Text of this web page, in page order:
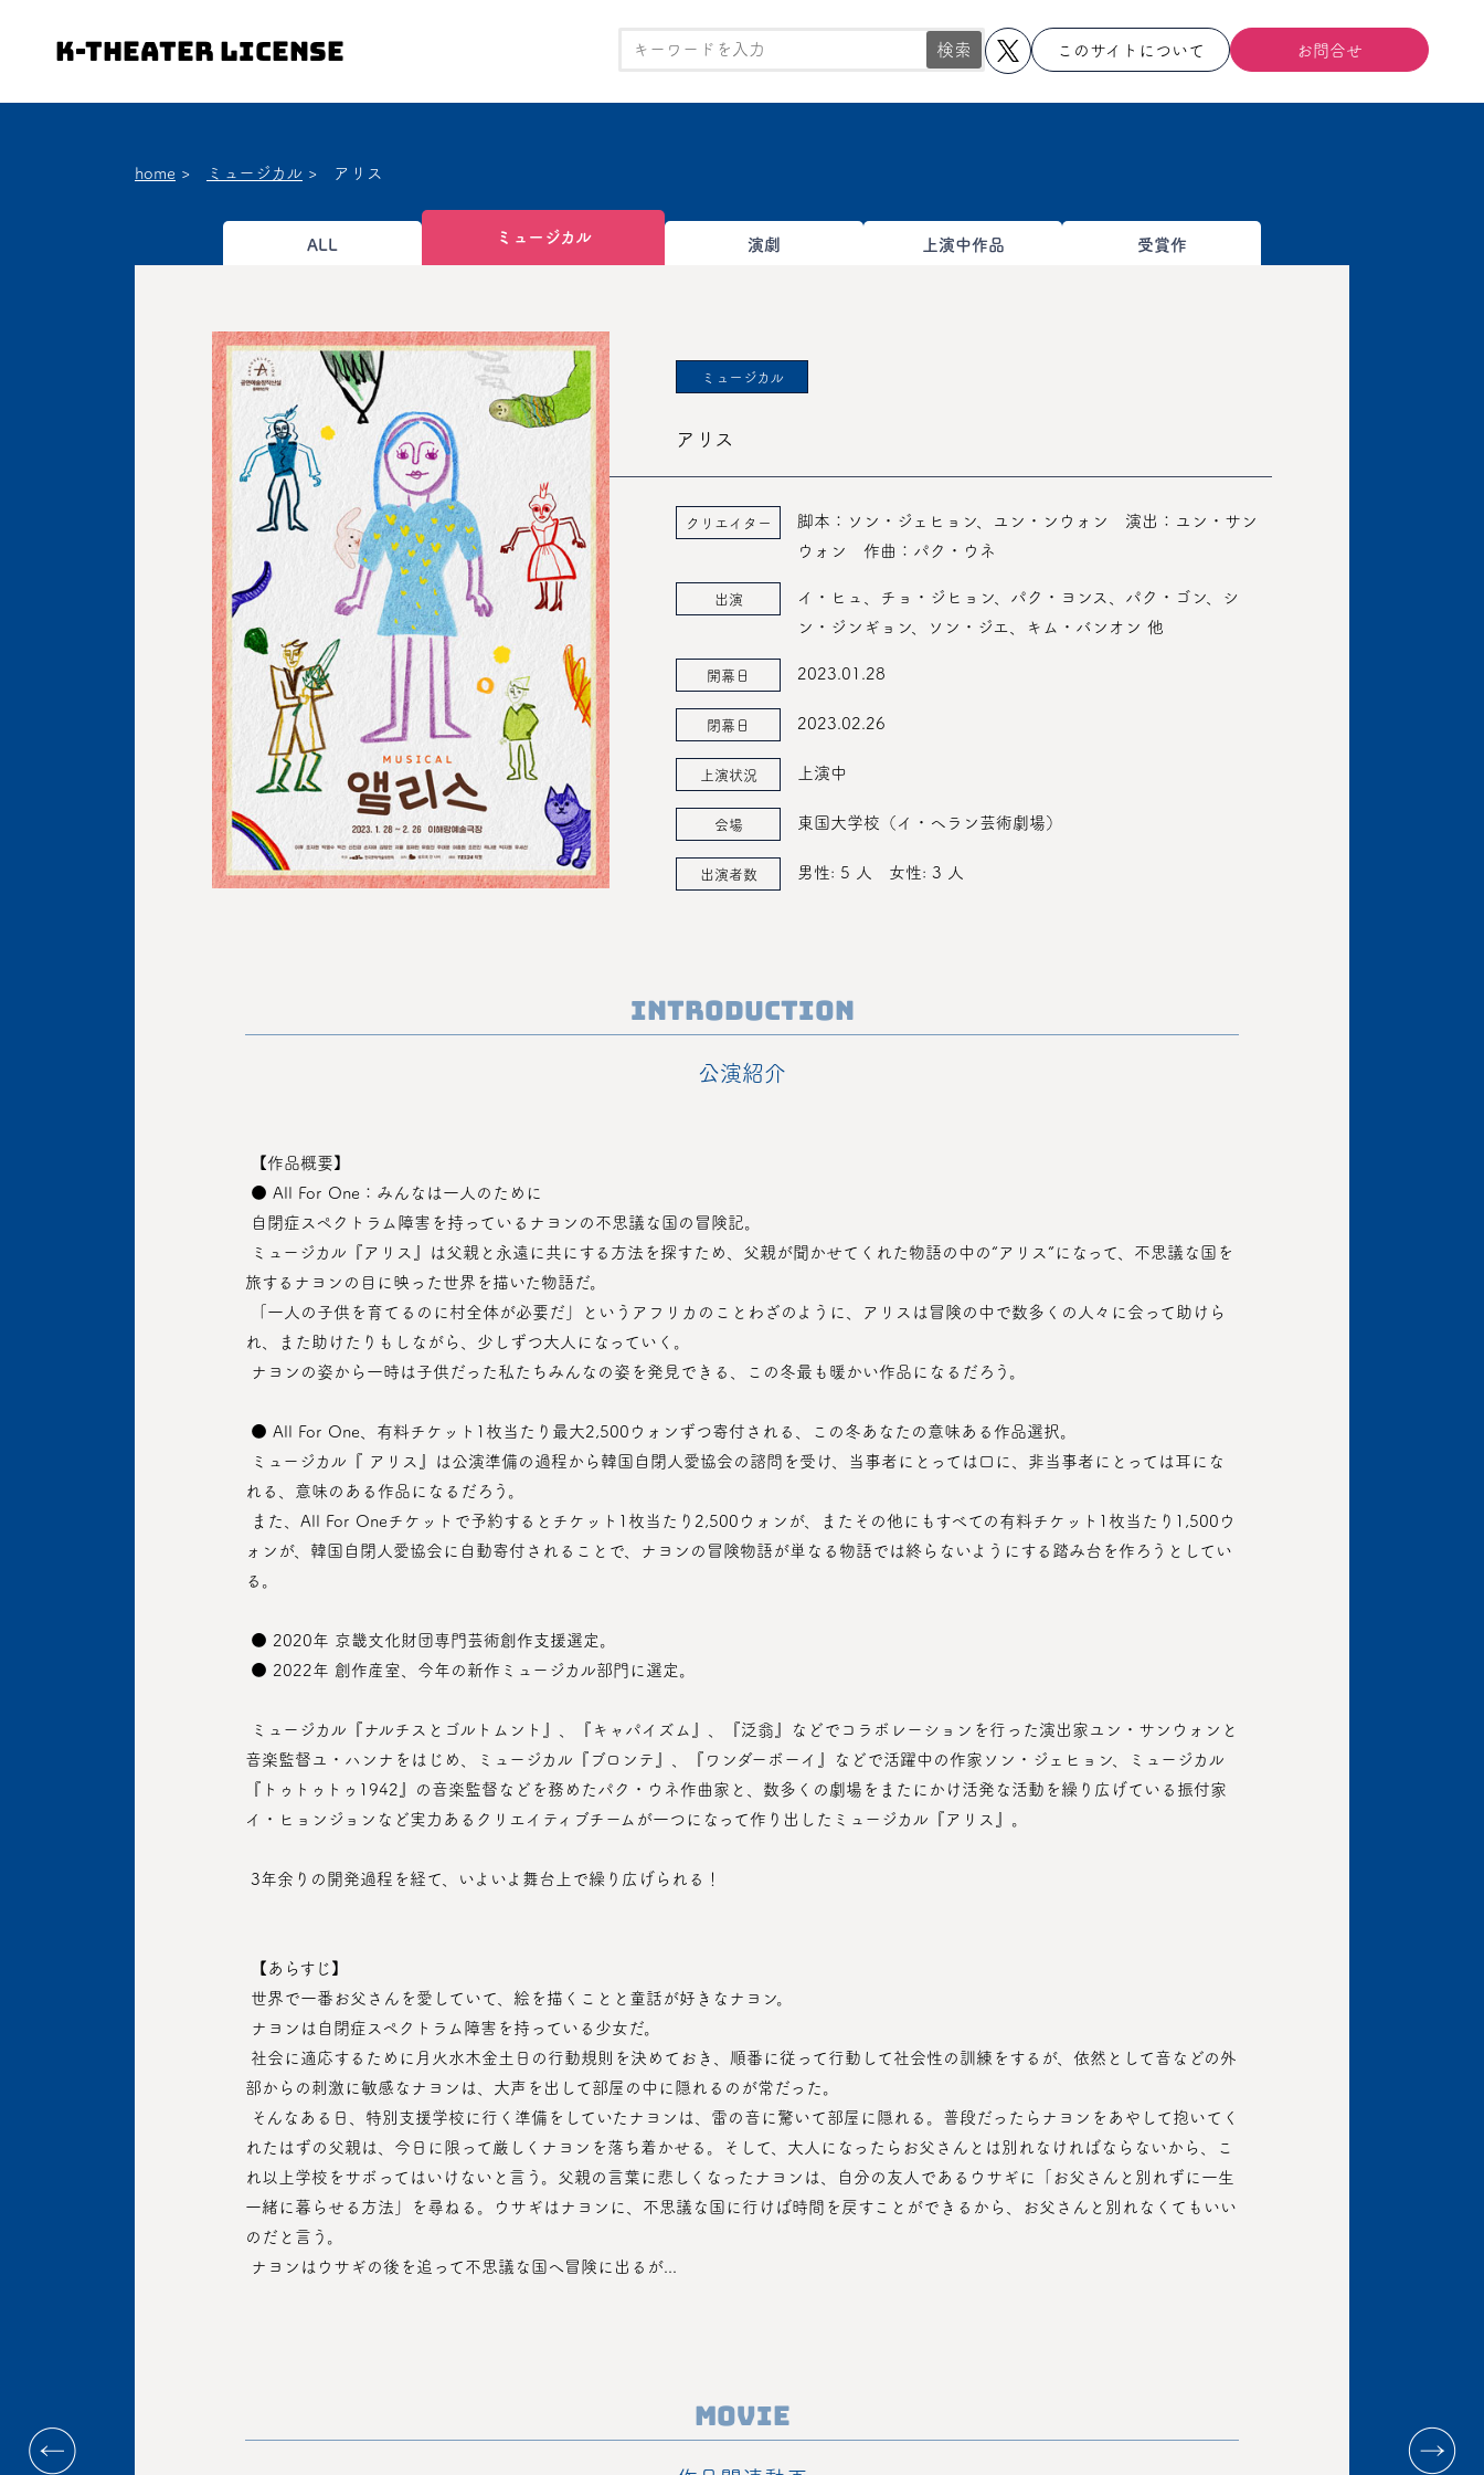
K-Theater License 検索 このサイトについて お問合せ
home > ミュージカル > アリス
ALL ミュージカル 演劇 上演中作品 受賞作
ミュージカル
アリス
クリエイター
脚本：ソン・ジェヒョン、ユン・ンウォン 演出：ユン・サン
ウォン 作曲：パク・ウネ
出演
イ・ヒュ、チョ・ジヒョン、パク・ヨンス、パク・ゴン、シ
ン・ジンギョン、ソン・ジエ、キム・バンオン 他
開幕日 2023.01.28
閉幕日 2023.02.26
上演状況 上演中
会場 東国大学校（イ・ヘラン芸術劇場）
出演者数 男性: 5 人 女性: 3 人
Introduction
公演紹介
【作品概要】
● All For One：みんなは一人のために
自閉症スペクトラム障害を持っているナヨンの不思議な国の冒険記。
旅するナヨンの目に映った世界を描いた物語だ。
れ、また助けたりもしながら、少しずつ大人になっていく。
ナヨンの姿から一時は子供だった私たちみんなの姿を発見できる、この冬最も暖かい作品になるだろう。
● All For One、有料チケット1枚当たり最大2,500ウォンずつ寄付される、この冬あなたの意味ある作品選択。
れる、意味のある作品になるだろう。
ォンが、韓国自閉人愛協会に自動寄付されることで、ナヨンの冒険物語が単なる物語では終らないようにする踏み台を作ろうとしてい
る。
● 2020年 京畿文化財団専門芸術創作支援選定。
● 2022年 創作産室、今年の新作ミュージカル部門に選定。
音楽監督ユ・ハンナをはじめ、ミュージカル『ブロンテ』、『ワンダーボーイ』などで活躍中の作家ソン・ジェヒョン、ミュージカル
『トゥトゥトゥ1942』の音楽監督などを務めたパク・ウネ作曲家と、数多くの劇場をまたにかけ活発な活動を繰り広げている振付家
イ・ヒョンジョンなど実力あるクリエイティブチームが一つになって作り出したミュージカル『アリス』。
3年余りの開発過程を経て、いよいよ舞台上で繰り広げられる！
【あらすじ】
世界で一番お父さんを愛していて、絵を描くことと童話が好きなナヨン。
ナヨンは自閉症スペクトラム障害を持っている少女だ。
部からの刺激に敏感なナヨンは、大声を出して部屋の中に隠れるのが常だった。
れたはずの父親は、今日に限って厳しくナヨンを落ち着かせる。そして、大人になったらお父さんとは別れなければならないから、こ
れ以上学校をサボってはいけないと言う。父親の言葉に悲しくなったナヨンは、自分の友人であるウサギに「お父さんと別れずに一生
一緒に暮らせる方法」を尋ねる。ウサギはナヨンに、不思議な国に行けば時間を戻すことができるから、お父さんと別れなくてもいい
のだと言う。
ナヨンはウサギの後を追って不思議な国へ冒険に出るが...
Movie